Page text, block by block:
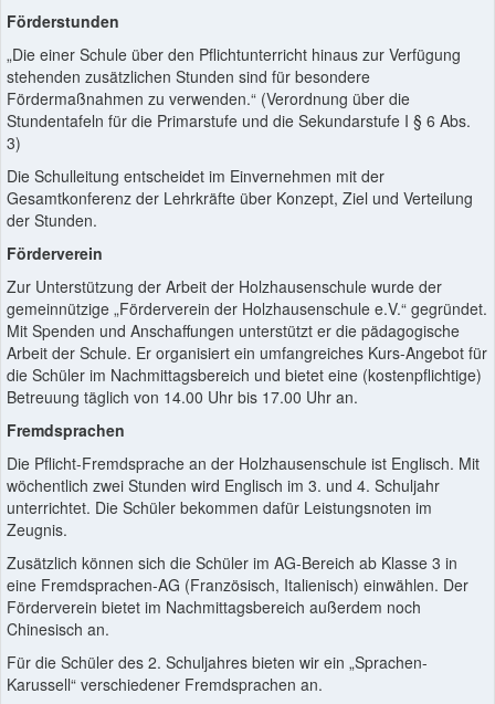
Förderstunden
„Die einer Schule über den Pflichtunterricht hinaus zur Verfügung
stehenden zusätzlichen Stunden sind für besondere
Fördermaßnahmen zu verwenden.“ (Verordnung über die
Stundentafeln für die Primarstufe und die Sekundarstufe I § 6 Abs.
3)
Die Schulleitung entscheidet im Einvernehmen mit der
Gesamtkonferenz der Lehrkräfte über Konzept, Ziel und Verteilung
der Stunden.
Förderverein
Zur Unterstützung der Arbeit der Holzhausenschule wurde der
gemeinnützige „Förderverein der Holzhausenschule e.V.“ gegründet.
Mit Spenden und Anschaffungen unterstützt er die pädagogische
Arbeit der Schule. Er organisiert ein umfangreiches Kurs-Angebot für
die Schüler im Nachmittagsbereich und bietet eine (kostenpflichtige)
Betreuung täglich von 14.00 Uhr bis 17.00 Uhr an.
Fremdsprachen
Die Pflicht-Fremdsprache an der Holzhausenschule ist Englisch. Mit
wöchentlich zwei Stunden wird Englisch im 3. und 4. Schuljahr
unterrichtet. Die Schüler bekommen dafür Leistungsnoten im
Zeugnis.
Zusätzlich können sich die Schüler im AG-Bereich ab Klasse 3 in
eine Fremdsprachen-AG (Französisch, Italienisch) einwählen. Der
Förderverein bietet im Nachmittagsbereich außerdem noch
Chinesisch an.
Für die Schüler des 2. Schuljahres bieten wir ein „Sprachen-
Karussell“ verschiedener Fremdsprachen an.